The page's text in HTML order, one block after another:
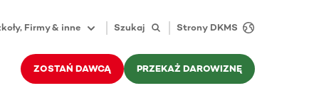
Firmy & inne Szukaj Strony DKMS
ZOSTAŃ DAWCĄ PRZEKAŻ DAROWIZNĘ